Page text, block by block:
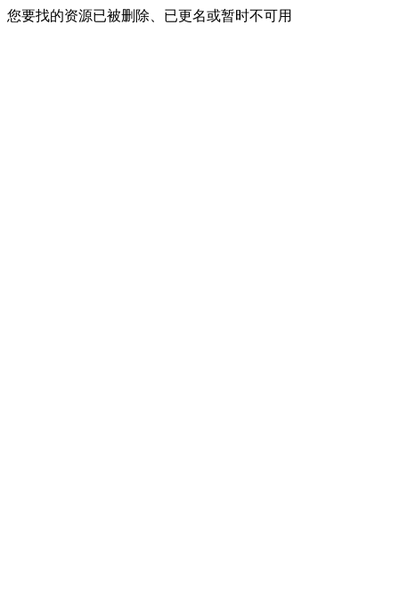
您要找的资源已被删除、已更名或暂时不可用